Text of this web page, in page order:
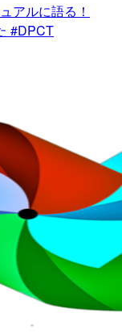
アルに語る！
#DPCT